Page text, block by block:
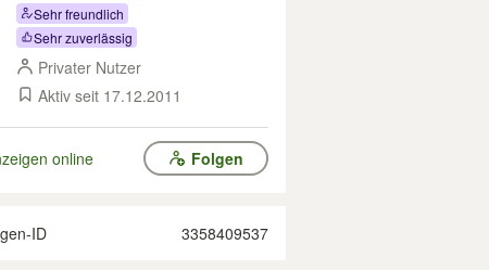
Sehr freundlich
Sehr zuverlässig
Privater Nutzer
Aktiv seit 17.12.2011
online Folgen
ID 3358409537